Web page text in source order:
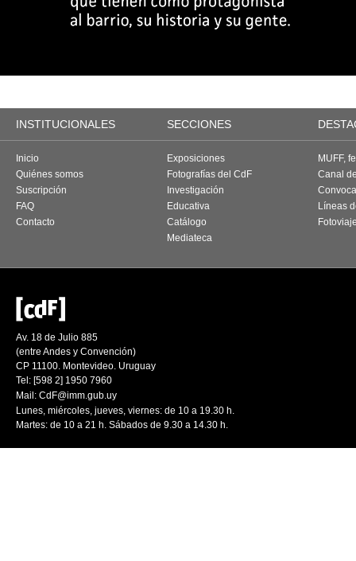
INSTITUCIONALES SECCIONES
Inicio
Quiénes somos
Suscripción
FAQ
Contacto
Exposiciones
Fotografías del CdF
Investigación
Educativa
Catálogo
Mediateca
MUFF,
Canal
Líneas
Av. 18 de Julio 885
(entre Andes y Convención)
CP 11100. Montevideo. Uruguay
Tel: [598 2] 1950 7960
Mail: CdF@imm.gub.uy
Lunes, miércoles, jueves, viernes: de 10 a 19.30 h.
Martes: de 10 a 21 h. Sábados de 9.30 a 14.30 h.